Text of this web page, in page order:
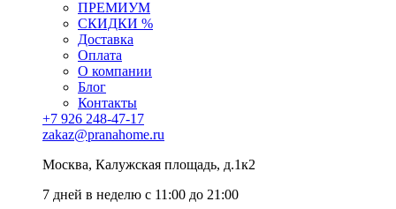
ПРЕМИУМ
СКИДКИ %
Доставка
Оплата
О компании
Блог
Контакты
+7 926 248-47-17
zakaz@pranahome.ru
Москва, Калужская площадь, д.1к2
7 дней в неделю с 11:00 до 21:00